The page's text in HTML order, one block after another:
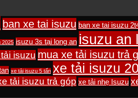
ban xe tai isuzu ban xe tai isuzu
2025 isuzu 3s tại long an isuzu an
isuzu mua xe tải isuzu trả
xe tải isuzu 5 tấn xe tải isuzu
tải isuzu trả góp xe tải nhẹ Isuzu